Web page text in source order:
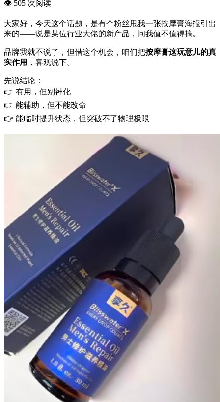
👁️ 505 次阅读
大家好，今天这个话题，是有个粉丝甩我一张按摩膏海报引出
来的——说是某位行业大佬的新产品，问我值不值得搞。
品牌我就不说了，但借这个机会，咱们把按摩膏这玩意儿的真
实作用 ，客观说下。
先说结论：
👉 有用，但别神化
👉 能辅助，但不能改命
👉 能临时提升状态，但突破不了物理极限